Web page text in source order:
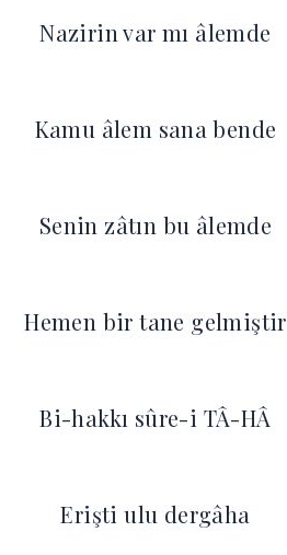
Nazirin var mı âlemde
Kamu âlem sana bende
Senin zâtın bu âlemde
Hemen bir tane gelmiştir
Bi-hakkı sûre-i TÂ-HÂ
Erişti ulu dergâha